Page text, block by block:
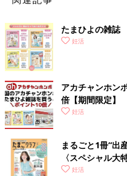
結婚前から将来の子どもにつ
夫婦。時にはこんなやり取り
たら、もし授かれなかったと
今、妊活を優先して、それで
たということで納得はできる
は出産や子どものリスクも高
なかったけれど、私も『そう
し合ったからこそ、最終的
できました」
たまひよの雑誌
妊活
アカチャンホン
倍【期間限定】
妊活
まるごと1冊“出
〈スペシャル
妊活